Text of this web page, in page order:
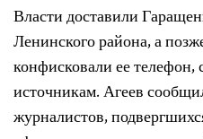
Власти доставили
Ленинского района, а
конфисковали ее телефон,
источникам. Агеев
журналистов,